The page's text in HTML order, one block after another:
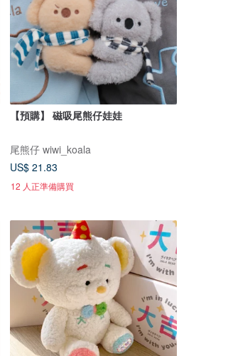
【預購】 磁吸尾熊仔娃娃
尾熊仔 wiwi_koala
US$ 21.83
12 人正準備購買